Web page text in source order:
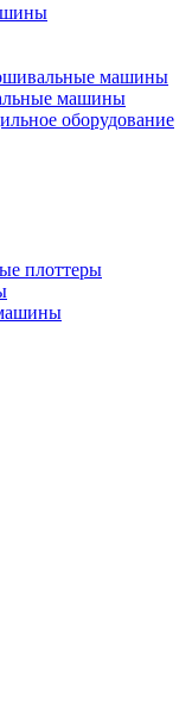
машины
машины
оборудование
плоттеры